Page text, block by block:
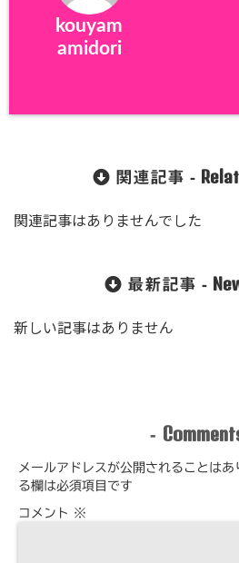
kouyam
amidori
関連記事 -
関連記事はありませんでした
最新記事 -
新しい記事はありません
-
メールアドレスが公開されることはあ
る欄は必須項目です
コメント ※